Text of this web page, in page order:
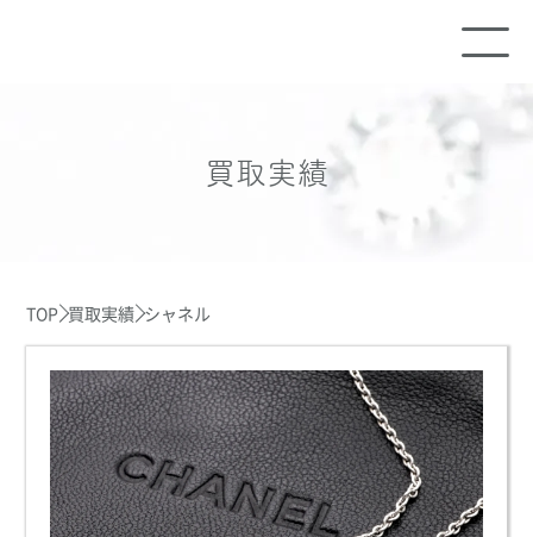
買取実績
TOP 買取実績 シャネル